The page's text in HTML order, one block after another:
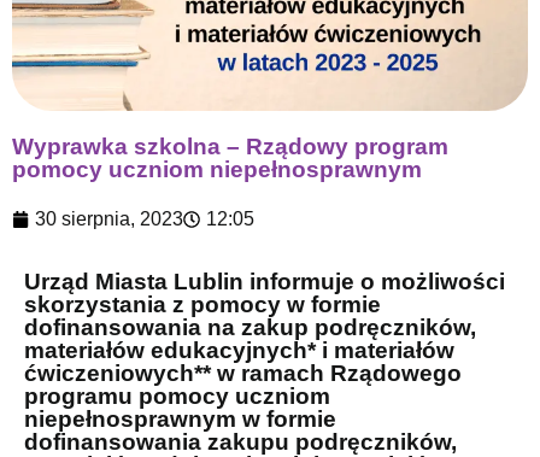
Wyprawka szkolna – Rządowy program
pomocy uczniom niepełnosprawnym
30 sierpnia, 2023 12:05
Urząd Miasta Lublin informuje o możliwości
skorzystania z pomocy w formie
dofinansowania na zakup podręczników,
materiałów edukacyjnych* i materiałów
ćwiczeniowych** w ramach Rządowego
programu pomocy uczniom
niepełnosprawnym w formie
dofinansowania zakupu podręczników,